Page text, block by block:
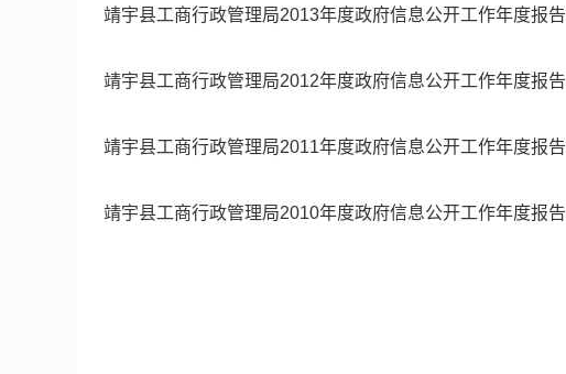
靖宇县工商行政管理局2013年度政府信息公开工作年度报告
靖宇县工商行政管理局2012年度政府信息公开工作年度报告
靖宇县工商行政管理局2011年度政府信息公开工作年度报告
靖宇县工商行政管理局2010年度政府信息公开工作年度报告